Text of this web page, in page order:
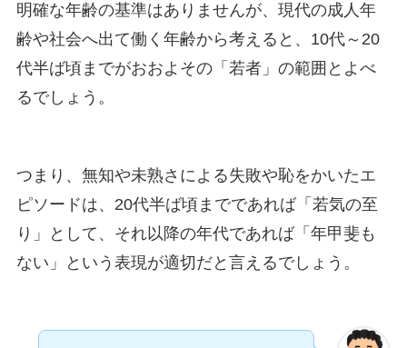
明確な年齢の基準はありませんが、現代の成人年
齢や社会へ出て働く年齢から考えると、10代～20
代半ば頃までがおおよその「若者」の範囲とよべ
るでしょう。
つまり、無知や未熟さによる失敗や恥をかいたエ
ピソードは、20代半ば頃までであれば「若気の至
り」として、それ以降の年代であれば「年甲斐も
ない」という表現が適切だと言えるでしょう。